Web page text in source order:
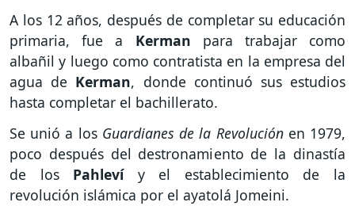
A los 12 años, después de completar su educación
primaria, fue a Kerman para trabajar como
albañil y luego como contratista en la empresa del
agua de Kerman, donde continuó sus estudios
hasta completar el bachillerato.
Se unió a los Guardianes de la Revoluciónen 1979,
poco después del destronamiento de la dinastía
de los Pahleví y el establecimiento de la
revolución islámica por el ayatolá Jomeini.